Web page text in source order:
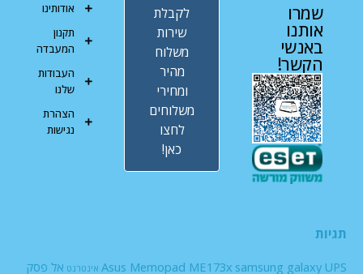
שמרו
אותנו
באנשי
הקשר!
לקבלת
שירות
משלוח
מהיר
ומחירי
משלוחים
לחצו
כאן!
אודותינו
תקנון
המעבדה
העבודות
שלנו
הצהרת
נגישות
תגיות
Asus Memopad ME173x samsung galaxy UPS אינטרנט אל פסק